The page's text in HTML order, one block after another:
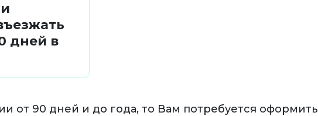
дней в
от 90 дней и до года, то Вам потребуется оформить